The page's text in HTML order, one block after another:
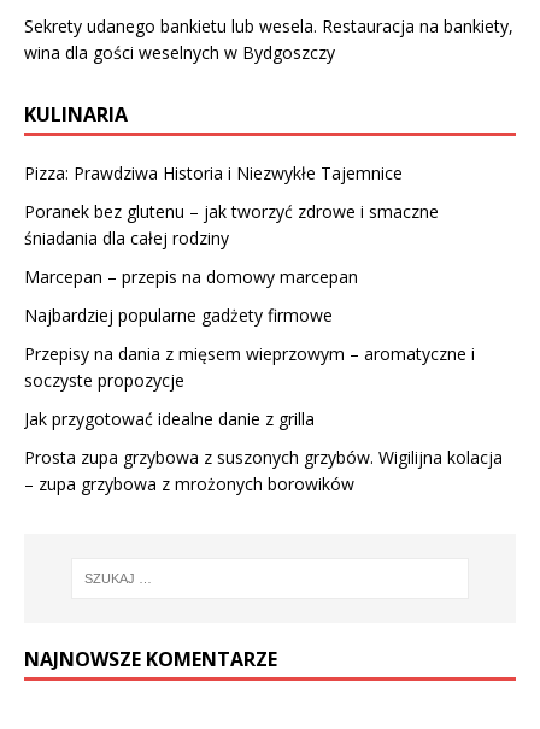
Sekrety udanego bankietu lub wesela. Restauracja na bankiety,
wina dla gości weselnych w Bydgoszczy
KULINARIA
Pizza: Prawdziwa Historia i Niezwykłe Tajemnice
Poranek bez glutenu – jak tworzyć zdrowe i smaczne
śniadania dla całej rodziny
Marcepan – przepis na domowy marcepan
Najbardziej popularne gadżety firmowe
Przepisy na dania z mięsem wieprzowym – aromatyczne i
soczyste propozycje
Jak przygotować idealne danie z grilla
Prosta zupa grzybowa z suszonych grzybów. Wigilijna kolacja
– zupa grzybowa z mrożonych borowików
NAJNOWSZE KOMENTARZE